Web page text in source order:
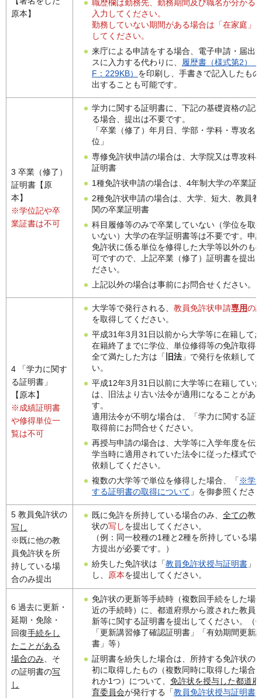
原本】
職歴欄は勤務先、勤務期間及び職名が分かる
入力してください。
勤務していない期間がある場合は「在家庭」
してください。
来庁による申請をする場合、電子申請・届出
スに入力する代わりに、 履歴書（様式第2）（
F：229KB） を印刷し、手書きで記入したも
出することも可能です。
3 卒業（修了）
証明書【原
本】
※学位記や卒
業証書は不可
学力に関する証明書に、下記の基礎資格の記
る場合、提出は不要です。
「卒業（修了）年月日、学部・学科・専攻名
位」
専修免許状申請の場合は、大学院又は専攻科
証明書
1種免許状申請の場合は、4年制大学の卒業証
2種免許状申請の場合は、大学、短大、教員養
関の卒業証明書
科目履修等のみで卒業していない（学位を取
いない）大学の在学証明書等は不要です。申
免許状に係る単位を修得した大学等以外のも
可ですので、上記卒業（修了）証明書を提出
ださい。
上記以外の場合は事前にお問合せください。
4 「学力に関す
る証明書」
【原本】
※成績証明書
や修得単位一
覧は不可
大学等で発行される、 教員免許状申請専用の
を取得してください。
平成31年3月31日以前から大学等に在籍して
在籍終了までに学位、単位修得等の免許取得
全て満たした方は「 旧法 」で発行を依頼して
い。
平成12年3月31日以前に大学等に在籍してい
は、旧法より古い法令が適用になることがあ
す。
適用法令が不明な場合は、「学力に関する証
取得前にお問合せください。
再授与申請の場合は、大学等に入学年度を伝
学当時に適用されていた法令に従った様式で
依頼してください。
複数の大学等で単位を修得した場合、「 ※学
する証明書の取得について 」を御参照くださ
5 教員免許状の
写し
※既に他の教
員免許状を所
持している場
合のみ提出
既に免許を所持している場合のみ、 全ての教
状の写しを提出してください。
（例：同一校種の1種と2種を所持している場
方提出が必要です。）
紛失した免許状は「教員免許状授与証明書 」
し、
原本を提出してください。
6 過去に更新・
延期・免除・
回復手続をし
たことがある
場合のみ、そ
の証明書の写
し
免許状の更新等手続時（複数回手続をした場
近の手続時）に、都道府県から渡された教員
新等に関する証明書を提出してください。（
「更新講習修了確認証明書」「有効期間更新
書」等）
証明書を紛失した場合は、所持する免許状の
初に取得したもの（複数同時に取得した場合
れか1つ）について、 免許状を授与した都道府
育委員会が発行する「教員免許状授与証明書